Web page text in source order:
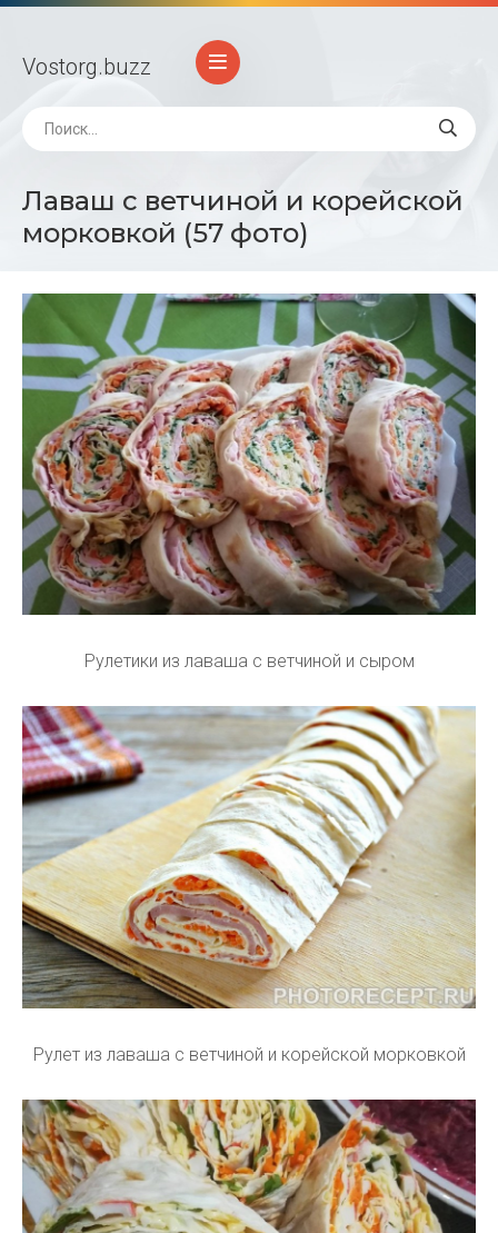
Vostorg.buzz
Лаваш с ветчиной и корейской
морковкой (57 фото)
Рулетики из лаваша с ветчиной и сыром
Рулет из лаваша с ветчиной и корейской морковкой